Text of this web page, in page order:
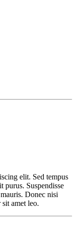
elit. Sed tempus
purus. Suspendisse
Donec nisi
amet leo.